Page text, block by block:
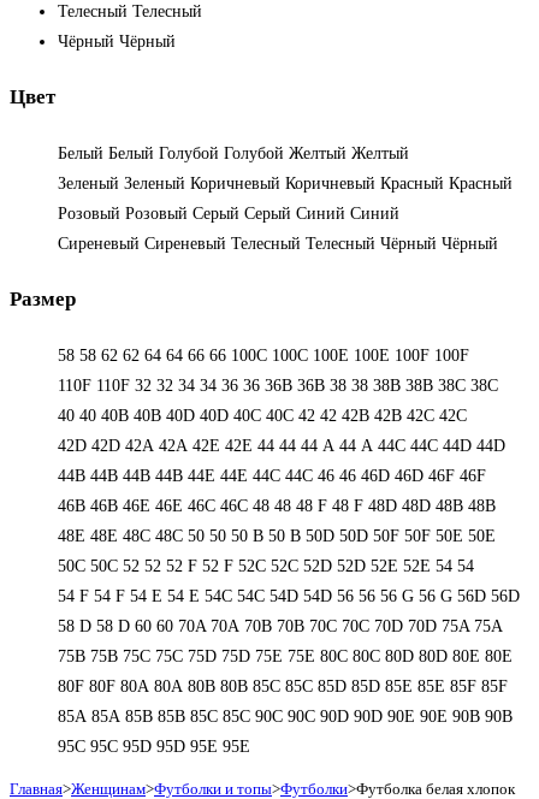
Телесный Телесный
Чёрный Чёрный
Цвет
Белый Белый Голубой Голубой Желтый Желтый
Зеленый Зеленый Коричневый Коричневый Красный Красный
Розовый Розовый Серый Серый Синий Синий
Сиреневый Сиреневый Телесный Телесный Чёрный Чёрный
Размер
58 58 62 62 64 64 66 66 100C 100C 100E 100E 100F 100F
110F 110F 32 32 34 34 36 36 36B 36B 38 38 38B 38B 38С 38С
40 40 40B 40B 40D 40D 40С 40С 42 42 42B 42B 42C 42C
42D 42D 42А 42А 42Е 42Е 44 44 44 А 44 А 44C 44C 44D 44D
44В 44В 44В 44В 44Е 44Е 44С 44С 46 46 46D 46D 46F 46F
46В 46В 46Е 46Е 46С 46С 48 48 48 F 48 F 48D 48D 48В 48В
48Е 48Е 48С 48С 50 50 50 B 50 B 50D 50D 50F 50F 50Е 50Е
50С 50С 52 52 52 F 52 F 52C 52C 52D 52D 52E 52E 54 54
54 F 54 F 54 Е 54 Е 54C 54C 54D 54D 56 56 56 G 56 G 56D 56D
58 D 58 D 60 60 70A 70A 70B 70B 70C 70C 70D 70D 75A 75A
75B 75B 75C 75C 75D 75D 75E 75E 80C 80C 80D 80D 80E 80E
80F 80F 80А 80А 80В 80В 85C 85C 85D 85D 85E 85E 85F 85F
85А 85А 85В 85В 85С 85С 90C 90C 90D 90D 90E 90E 90В 90В
95C 95C 95D 95D 95E 95E
Главная>Женщинам>Футболки и топы>Футболки>Футболка белая хлопок